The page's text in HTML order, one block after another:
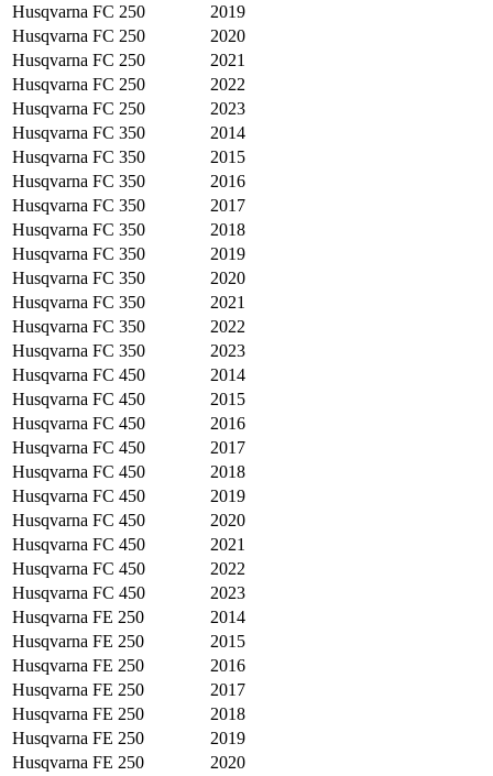
Husqvarna FC 250
2019
Husqvarna FC 250
2020
Husqvarna FC 250
2021
Husqvarna FC 250
2022
Husqvarna FC 250
2023
Husqvarna FC 350
2014
Husqvarna FC 350
2015
Husqvarna FC 350
2016
Husqvarna FC 350
2017
Husqvarna FC 350
2018
Husqvarna FC 350
2019
Husqvarna FC 350
2020
Husqvarna FC 350
2021
Husqvarna FC 350
2022
Husqvarna FC 350
2023
Husqvarna FC 450
2014
Husqvarna FC 450
2015
Husqvarna FC 450
2016
Husqvarna FC 450
2017
Husqvarna FC 450
2018
Husqvarna FC 450
2019
Husqvarna FC 450
2020
Husqvarna FC 450
2021
Husqvarna FC 450
2022
Husqvarna FC 450
2023
Husqvarna FE 250
2014
Husqvarna FE 250
2015
Husqvarna FE 250
2016
Husqvarna FE 250
2017
Husqvarna FE 250
2018
Husqvarna FE 250
2019
Husqvarna FE 250 2020